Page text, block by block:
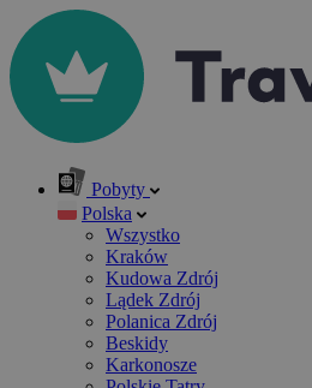
Pobyty
Polska
Wszystko
Kraków
Kudowa Zdrój
Lądek Zdrój
Polanica Zdrój
Beskidy
Karkonosze